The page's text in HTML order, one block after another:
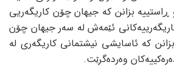
بزانن کە جیهان چۆن کاریگەریی
ئێمەش لە سەر جیهان چۆن
کە ئاسایشی نیشتمانی کاریگەری لە
وەردەگرێت.